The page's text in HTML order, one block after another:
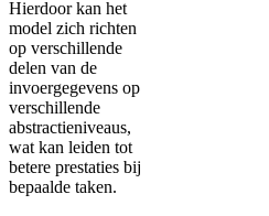
Hierdoor kan het
model zich richten
op verschillende
delen van de
invoergegevens op
verschillende
abstractieniveaus,
wat kan leiden tot
betere prestaties bij
bepaalde taken.